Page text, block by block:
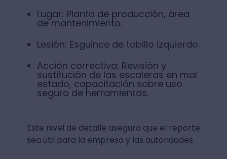
Lugar: Planta de producción, área
de mantenimiento.
Lesión: Esguince de tobillo izquierdo.
Acción correctiva: Revisión y
sustitución de las escaleras en mal
estado, capacitación sobre uso
seguro de herramientas.
Este nivel de detalle asegura que el reporte
sea útil para la empresa y las autoridades.